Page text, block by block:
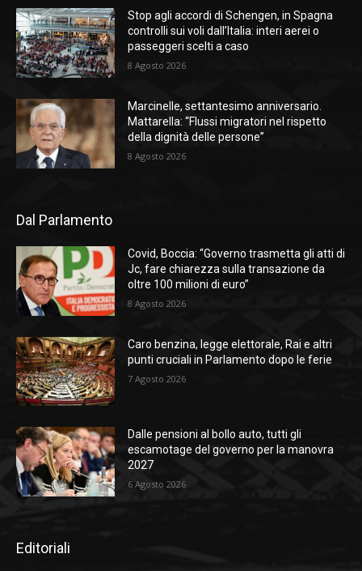
Stop agli accordi di Schengen, in Spagna
controlli sui voli dall’Italia: interi aerei o
passeggeri scelti a caso
8 Agosto 2026
Marcinelle, settantesimo anniversario.
Mattarella: “Flussi migratori nel rispetto
della dignità delle persone”
8 Agosto 2026
Dal Parlamento
Covid, Boccia: “Governo trasmetta gli atti di
Jc, fare chiarezza sulla transazione da
oltre 100 milioni di euro”
8 Agosto 2026
Caro benzina, legge elettorale, Rai e altri
punti cruciali in Parlamento dopo le ferie
7 Agosto 2026
Dalle pensioni al bollo auto, tutti gli
escamotage del governo per la manovra
2027
6 Agosto 2026
Editoriali